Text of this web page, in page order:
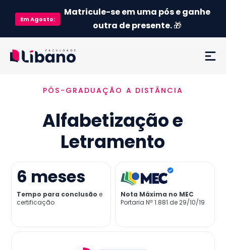
EmAgosto:
Matricule-se em uma pós e ganhe
outra de presente.🎁
Ementa
Como funciona
Credenciamento MEC
Preço
Já sou aluno
PÓS-GRADUAÇÃO A DISTÂNCIA
Alfabetização e
Letramento
6 meses
Tempo para conclusão e
certificação
Nota Máxima no MEC
Portaria Nª 1.881 de 29/10/19